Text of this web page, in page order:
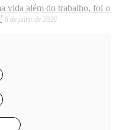
vida além do trabalho, foi o
8 de julho de 2026